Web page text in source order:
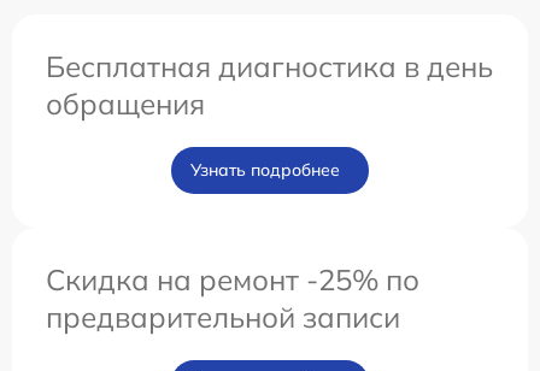
Бесплатная диагностика в день
обращения
Узнать подробнее
Скидка на ремонт -25% по
предварительной записи